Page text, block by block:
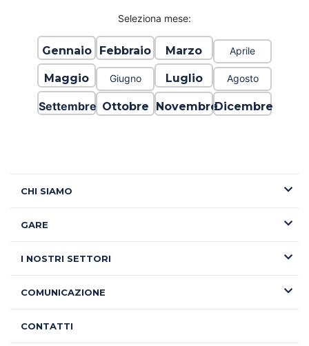
Seleziona mese:
Gennaio Febbraio Marzo Aprile
Maggio Giugno Luglio Agosto
Settembre Ottobre NovembreDicembre
CHI SIAMO
GARE
I NOSTRI SETTORI
COMUNICAZIONE
CONTATTI